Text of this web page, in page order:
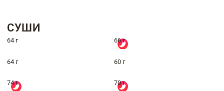
СУШИ
64 г 66 г
64 г 60 г
74 г 70 г